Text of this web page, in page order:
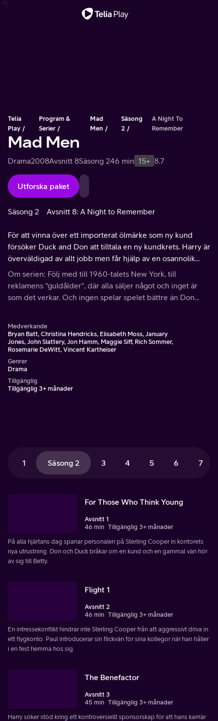
Telia
Play
Program &
Serier
Mad
Men
Säsong
2
A Night To
Remember
Mad Men
Drama2008Avsnitt 8Säsong 246 min 15+ 8.7
Utforska paket
Säsong 2 Avsnitt 8: A Night to Remember
För att vinna över ett importerat ölmärke som ny kund
försöker Duck and Don att tilltala en ny kundkrets. Harry är
överväldigad av allt jobb men får hjälp av en osannolik
källa.
Om serien: Följ med till 1960-talets New York, till
reklamens "guldålder", där alla säljer något och inget är
som det verkar. Och ingen spelar spelet bättre än Don
Medverkande
Bryan Batt, Christina Hendricks, Elisabeth Moss, January
Jones, John Slattery, Jon Hamm, Maggie Siff, Rich Sommer,
Rosemarie DeWitt, Vincent Kartheiser
Genrer
Drama
Tillgänglig
Tillgänglig 3+ månader
1 Säsong 2 3 4 5 6 7
For Those Who Think Young
Avsnitt 1
46 min Tillgänglig 3+ månader
På alla hjärtans dag spanar personalen på Sterling Cooper in kontorets
nya utrustning. Don och Duck bråkar om en kund och en gammal vän hör
av sig till Betty.
Flight 1
Avsnitt 2
46 min Tillgänglig 3+ månader
En intressekonflikt hindrar inte Sterling Cooper från att aggressivt driva in
ett flygkonto. Paul introducerar sin flickvän för sina kollegor när han håller
i en fest hemma hos sig.
The Benefactor
Avsnitt 3
45 min Tillgänglig 3+ månader
Harry söker stöd kring ett kontroversiellt sponsorskap för att hans karriär